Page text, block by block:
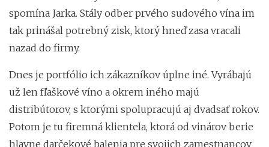
spomína Jarka. Stály odber prvého sudového vína im
tak prinášal potrebný zisk, ktorý hneď zasa vracali
nazad do firmy.
Dnes je portfólio ich zákazníkov úplne iné. Vyrábajú
už len fľaškové víno a okrem iného majú
distribútorov, s ktorými spolupracujú aj dvadsať rokov.
Potom je tu firemná klientela, ktorá od vinárov berie
hlavne darčekové balenia pre svojich zamestnancov